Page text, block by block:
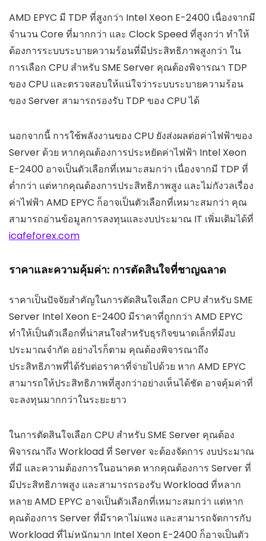
AMD EPYC มี TDP ที่สูงกว่า Intel Xeon E-2400 เนื่องจากมี
จำนวน Core ที่มากกว่า และ Clock Speed ที่สูงกว่า ทำให้
ต้องการระบบระบายความร้อนที่มีประสิทธิภาพสูงกว่า ใน
การเลือก CPU สำหรับ SME Server คุณต้องพิจารณา TDP
ของ CPU และตรวจสอบให้แน่ใจว่าระบบระบายความร้อน
ของ Server สามารถรองรับ TDP ของ CPU ได้
นอกจากนี้ การใช้พลังงานของ CPU ยังส่งผลต่อค่าไฟฟ้าของ
Server ด้วย หากคุณต้องการประหยัดค่าไฟฟ้า Intel Xeon
E-2400 อาจเป็นตัวเลือกที่เหมาะสมกว่า เนื่องจากมี TDP ที่
ต่ำกว่า แต่หากคุณต้องการประสิทธิภาพสูง และไม่กังวลเรื่อง
ค่าไฟฟ้า AMD EPYC ก็อาจเป็นตัวเลือกที่เหมาะสมกว่า คุณ
สามารถอ่านข้อมูลการลงทุนและงบประมาณ IT เพิ่มเติมได้ที่
icafeforex.com
ราคาและความคุ้มค่า: การตัดสินใจที่ชาญฉลาด
ราคาเป็นปัจจัยสำคัญในการตัดสินใจเลือก CPU สำหรับ SME
Server Intel Xeon E-2400 มีราคาที่ถูกกว่า AMD EPYC
ทำให้เป็นตัวเลือกที่น่าสนใจสำหรับธุรกิจขนาดเล็กที่มีงบ
ประมาณจำกัด อย่างไรก็ตาม คุณต้องพิจารณาถึง
ประสิทธิภาพที่ได้รับต่อราคาที่จ่ายไปด้วย หาก AMD EPYC
สามารถให้ประสิทธิภาพที่สูงกว่าอย่างเห็นได้ชัด อาจคุ้มค่าที่
จะลงทุนมากกว่าในระยะยาว
ในการตัดสินใจเลือก CPU สำหรับ SME Server คุณต้อง
พิจารณาถึง Workload ที่ Server จะต้องจัดการ งบประมาณ
ที่มี และความต้องการในอนาคต หากคุณต้องการ Server ที่
มีประสิทธิภาพสูง และสามารถรองรับ Workload ที่หลาก
หลาย AMD EPYC อาจเป็นตัวเลือกที่เหมาะสมกว่า แต่หาก
คุณต้องการ Server ที่มีราคาไม่แพง และสามารถจัดการกับ
Workload ที่ไม่หนักมาก Intel Xeon E-2400 ก็อาจเป็นตัว